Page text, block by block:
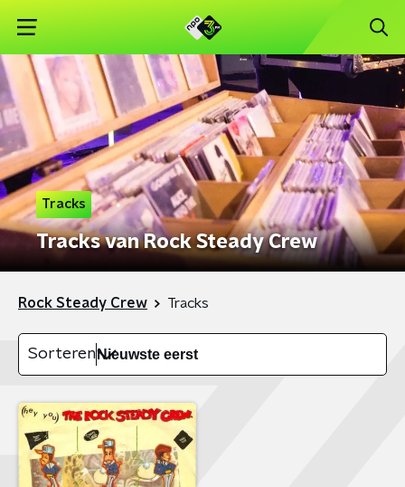
Tracks
Tracks van Rock Steady Crew
Rock Steady Crew Tracks
Sorteren